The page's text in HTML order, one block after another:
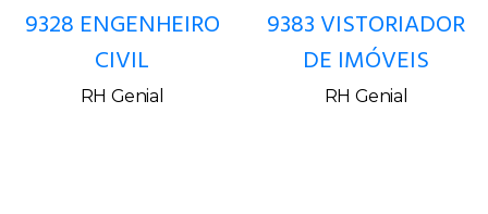
9328 ENGENHEIRO
CIVIL
RH Genial
9383 VISTORIADOR
DE IMÓVEIS
RH Genial